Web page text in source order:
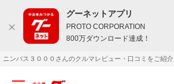
グーネットアプリ
PROTO CORPORATION
800万ダウンロード達成！
ニンバス３０００さんのクルマレビュー・口コミをご紹介